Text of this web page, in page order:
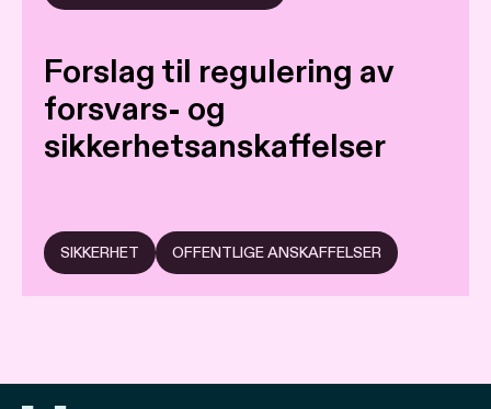
Forslag til regulering av
forsvars- og
sikkerhetsanskaffelser
SIKKERHET OFFENTLIGE ANSKAFFELSER